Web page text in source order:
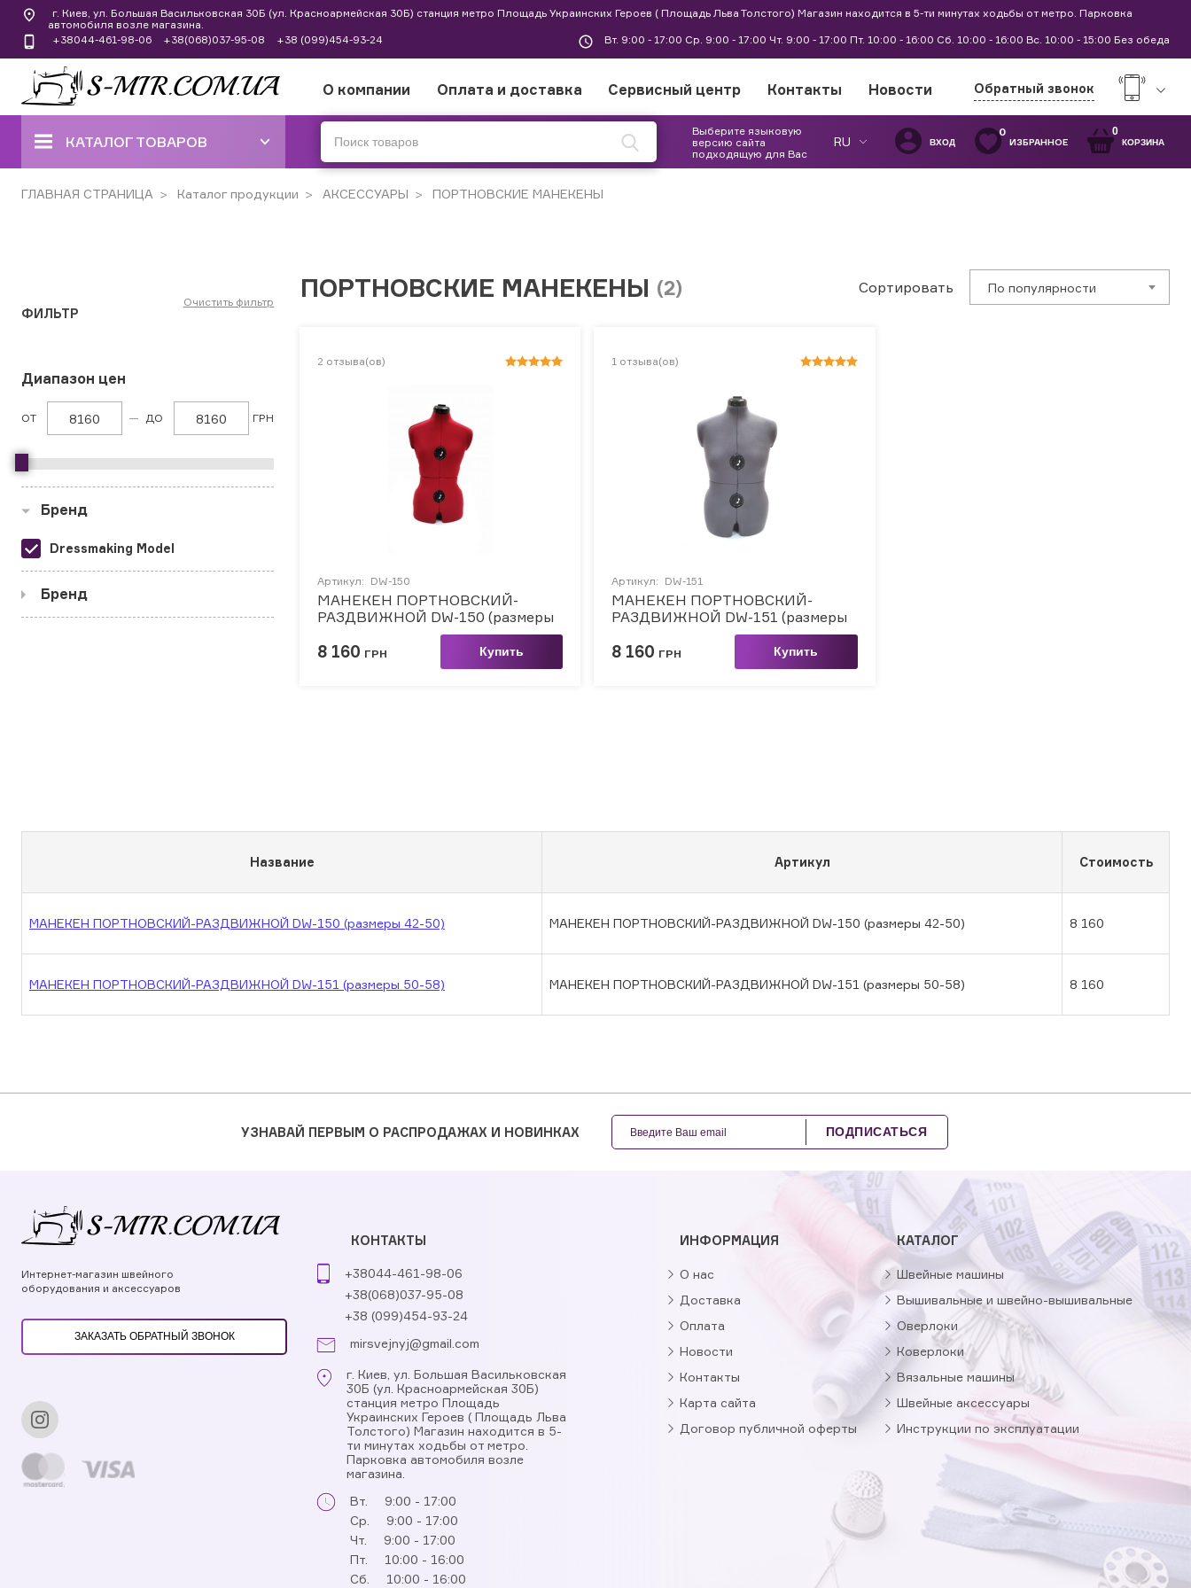
г. Киев, ул. Большая Васильковская 30Б (ул. Красноармейская 30Б) станция метро Площадь Украинских Героев ( Площадь Льва Толстого) Магазин находится в 5-ти минутах ходьбы от метро. Парковка
автомобиля возле магазина.
+38044-461-98-06
+38(068)037-95-08 +38 (099)454-93-24 Вт. 9:00 - 17:00 Ср. 9:00 - 17:00 Чт. 9:00 - 17:00 Пт. 10:00 - 16:00 Сб. 10:00 - 16:00 Вс. 10:00 - 15:00 Без обеда
О компании Оплата и доставка Сервисный центр Контакты Новости Обратный звонок
КАТАЛОГ ТОВАРОВ
ШВЕЙНЫЕ МАШИНЫ
ВЯЗАЛЬНЫЕ МАШИНЫ
ВСЕ КАТЕГОРИИ
Выберите языковую
версию сайта
подходящую для Вас
RU ВХОД
0
ИЗБРАННОЕ
0
КОРЗИНА
ГЛАВНАЯ СТРАНИЦА Каталог продукции АКСЕССУАРЫ ПОРТНОВСКИЕ МАНЕКЕНЫ
ФИЛЬТР
Очистить фильтр
Диапазон цен
ОТ ДО ГРН
Бренд
Dressmaking Model
Бренд
ПОРТНОВСКИЕ МАНЕКЕНЫ (2) Сортировать По популярности
2 отзыва(ов)
Артикул: DW-150
МАНЕКЕН ПОРТНОВСКИЙ-
РАЗДВИЖНОЙ DW-150 (размеры
8 160 ГРН Купить
1 отзыва(ов)
Артикул: DW-151
МАНЕКЕН ПОРТНОВСКИЙ-
РАЗДВИЖНОЙ DW-151 (размеры
8 160 ГРН Купить
Название Артикул Стоимость
МАНЕКЕН ПОРТНОВСКИЙ-РАЗДВИЖНОЙ DW-150 (размеры 42-50) МАНЕКЕН ПОРТНОВСКИЙ-РАЗДВИЖНОЙ DW-150 (размеры 42-50) 8 160
МАНЕКЕН ПОРТНОВСКИЙ-РАЗДВИЖНОЙ DW-151 (размеры 50-58) МАНЕКЕН ПОРТНОВСКИЙ-РАЗДВИЖНОЙ DW-151 (размеры 50-58) 8 160
УЗНАВАЙ ПЕРВЫМ О РАСПРОДАЖАХ И НОВИНКАХ ПОДПИСАТЬСЯ
Интернет-магазин швейного
оборудования и аксессуаров
ЗАКАЗАТЬ ОБРАТНЫЙ ЗВОНОК
КОНТАКТЫ
+38044-461-98-06
+38(068)037-95-08
+38 (099)454-93-24
mirsvejnyj@gmail.com
г. Киев, ул. Большая Васильковская
30Б (ул. Красноармейская 30Б)
станция метро Площадь
Украинских Героев ( Площадь Льва
Толстого) Магазин находится в 5-
ти минутах ходьбы от метро.
Парковка автомобиля возле
магазина.
Вт.
9:00 - 17:00
Ср.
9:00 - 17:00
Чт.
9:00 - 17:00
Пт.
10:00 - 16:00
Сб.
10:00 - 16:00
ИНФОРМАЦИЯ
О нас
Доставка
Оплата
Новости
Контакты
Карта сайта
Договор публичной оферты
КАТАЛОГ
Швейные машины
Вышивальные и швейно-вышивальные
Оверлоки
Коверлоки
Вязальные машины
Швейные аксессуары
Инструкции по эксплуатации